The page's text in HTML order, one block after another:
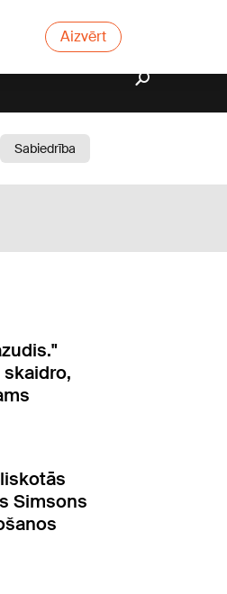
Aizvērt
Sabiedrība
Simsons